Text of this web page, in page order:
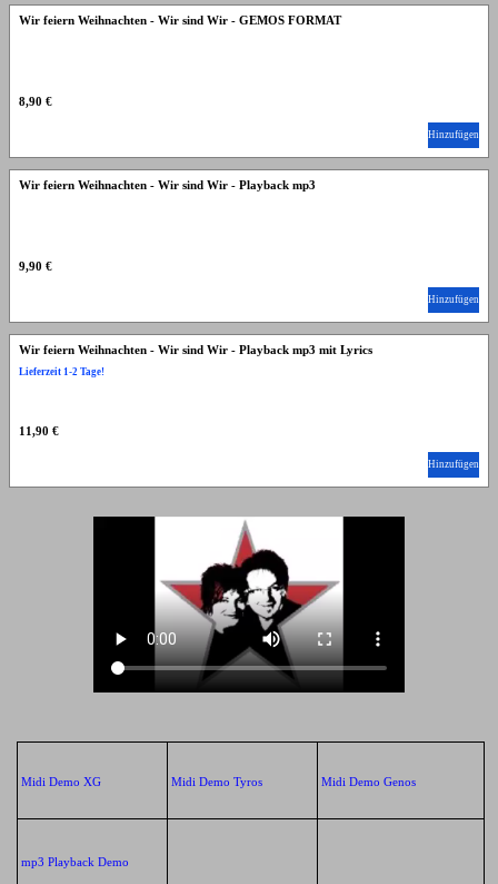
Wir feiern Weihnachten - Wir sind Wir - GEMOS FORMAT
8,90 €
Hinzufügen
Wir feiern Weihnachten - Wir sind Wir - Playback mp3
9,90 €
Hinzufügen
Wir feiern Weihnachten - Wir sind Wir - Playback mp3 mit Lyrics
Lieferzeit 1-2 Tage!
11,90 €
Hinzufügen
Midi Demo XG Midi Demo Tyros Midi Demo Genos
mp3 Playback Demo